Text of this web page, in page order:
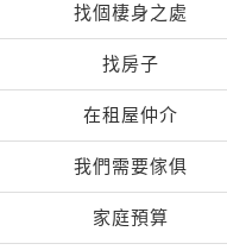
找個棲身之處
找房子
在租屋仲介
我們需要傢俱
家庭預算